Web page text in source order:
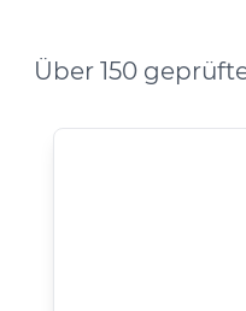
Über 150